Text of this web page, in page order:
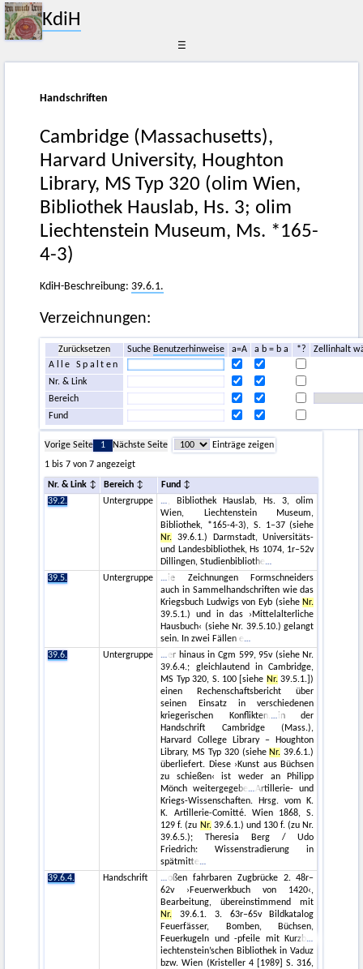
KdiH
☰
Handschriften
Cambridge (Massachusetts),
Harvard University, Houghton
Library, MS Typ 320 (olim Wien,
Bibliothek Hauslab, Hs. 3; olim
Liechtenstein Museum, Ms. *165-
4-3)
KdiH-Beschreibung: 39.6.1.
Verzeichnungen:
Zurücksetzen Suche Benutzerhinweise a=A a b = b a *?
Zellinhalt
Alle Spalten
Nr. & Link
Bereich
Fund
Vorige Seite 1 Nächste Seite
Einträge zeigen
1 bis 7 von 7 angezeigt
Nr. & Link Bereich
Fund
39.2.
Untergruppe
, Bibliothek Hauslab, Hs. 3, olim
Wien, Liechtenstein Museum,
Bibliothek, *165-4-3), S. 1–37 (siehe
Nr. 39.6.1.) Darmstadt, Universitäts-
und Landesbibliothek, Hs 1074, 1r–52v
Dillingen, Studienbibliothe
39.5.
Untergruppe
ie Zeichnungen Formschneiders
auch in Sammelhandschriften wie das
Kriegsbuch Ludwigs von Eyb (siehe Nr.
39.5.1.) und in das ›Mittelalterliche
Hausbuch‹ (siehe Nr. 39.5.10.) gelangt
sein. In zwei Fällen e
39.6.
Untergruppe
er hinaus in Cgm 599, 95v (siehe Nr.
39.6.4.; gleichlautend in Cambridge,
MS Typ 320, S. 100 [siehe Nr.39.5.1.])
einen Rechenschaftsbericht über
seinen Einsatz in verschiedenen
kriegerischen Konflikten.
in der
Handschrift Cambridge (Mass.),
Harvard College Library – Houghton
Library, MS Typ 320 (siehe Nr. 39.6.1.)
überliefert. Diese ›Kunst aus Büchsen
zu schießen‹ ist weder an Philipp
Mönch weitergegebe
Artillerie- und
Kriegs-Wissenschaften. Hrsg. vom K.
K. Artillerie-Comitté. Wien 1868, S.
129 f. (zu Nr.39.6.1.) und 130 f. (zu Nr.
39.6.5.); Theresia Berg / Udo
Friedrich: Wissenstradierung in
spätmitte
39.6.4.
Handschrift
oßen fahrbaren Zugbrücke 2. 48r–
62v ›Feuerwerkbuch von 1420‹,
Bearbeitung, übereinstimmend mit
Nr. 39.6.1. 3. 63r–65v Bildkatalog
Feuerfässer, Bomben, Büchsen,
Feuerkugeln und -pfeile mit Kurzb
iechtenstein’schen Bibliothek in Vaduz
bzw. Wien (Kristeller 4 [1989] S. 316,